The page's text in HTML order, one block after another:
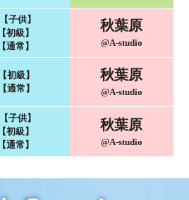
【子供】
初級】
通常】
秋葉原
@A-studio
初級】
通常】
秋葉原
@A-studio
【子供】
初級】
通常】
秋葉原
@A-studio